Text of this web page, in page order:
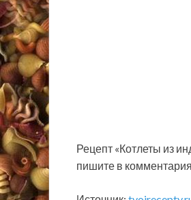
Рецепт «Котлеты из
пишите в